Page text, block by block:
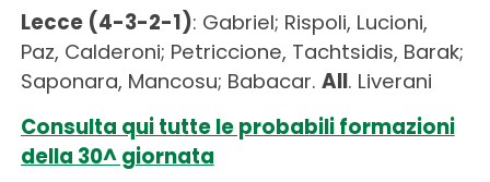
Lecce (4-3-2-1): Gabriel; Rispoli, Lucioni,
Paz, Calderoni; Petriccione, Tachtsidis, Barak;
Saponara, Mancosu; Babacar. All. Liverani
Consulta qui tutte le probabili formazioni
della 30^ giornata